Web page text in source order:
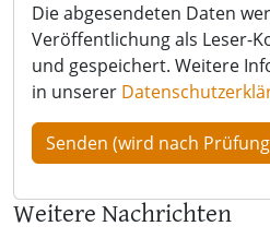
Die abgesendeten Daten
Veröffentlichung als Leser-
und gespeichert. Weitere
in unserer
Weitere Nachrichten